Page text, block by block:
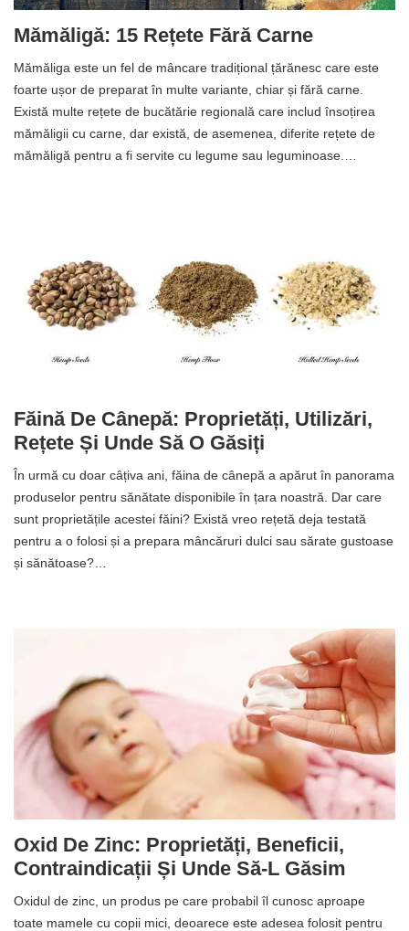
Mămăligă: 15 Rețete Fără Carne
Mămăliga este un fel de mâncare tradițional țărănesc care este
foarte ușor de preparat în multe variante, chiar și fără carne.
Există multe rețete de bucătărie regională care includ însoțirea
mămăligii cu carne, dar există, de asemenea, diferite rețete de
mămăligă pentru a fi servite cu legume sau leguminoase.…
Făină De Cânepă: Proprietăți, Utilizări,
Rețete Și Unde Să O Găsiți
În urmă cu doar câțiva ani, făina de cânepă a apărut în panorama
produselor pentru sănătate disponibile în țara noastră. Dar care
sunt proprietățile acestei făini? Există vreo rețetă deja testată
pentru a o folosi și a prepara mâncăruri dulci sau sărate gustoase
și sănătoase?…
Oxid De Zinc: Proprietăți, Beneficii,
Contraindicații Și Unde Să-L Găsim
Oxidul de zinc, un produs pe care probabil îl cunosc aproape
toate mamele cu copii mici, deoarece este adesea folosit pentru